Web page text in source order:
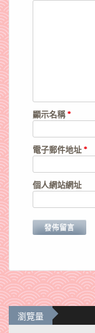
顯示名稱*
電子郵件地址 *
個人網站網址
瀏覽量